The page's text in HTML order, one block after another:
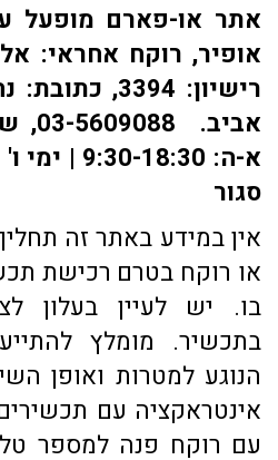
אתר או-פארם מופעל
אופיר, רוקח אחראי:
סגור
אין במידע באתר זה
או רוקח בטרם רכישת
בו. יש לעיין בעלון
בתכשיר. מומלץ
הנוגע למטרות ואופן
אינטראקציה עם